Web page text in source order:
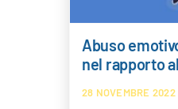
Abuso
nel rapporto
28 NOVEMBRE 2022